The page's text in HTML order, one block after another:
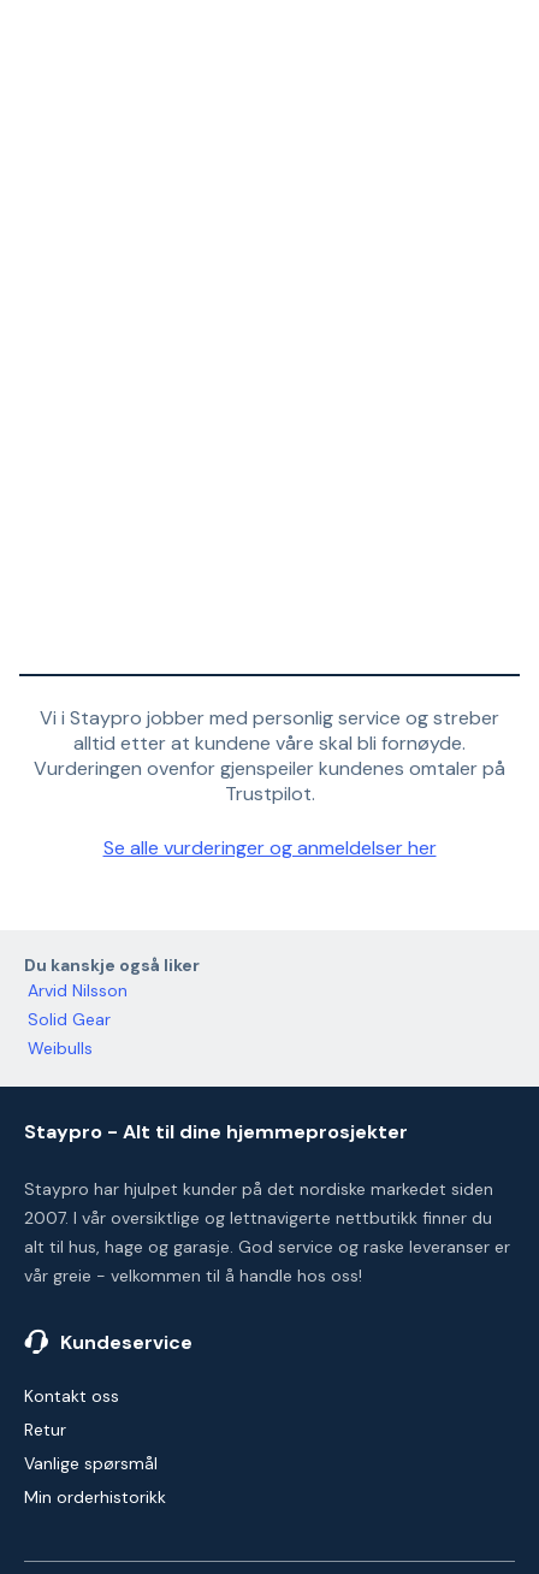
Vi i Staypro jobber med personlig service og streber
alltid etter at kundene våre skal bli fornøyde.
Vurderingen ovenfor gjenspeiler kundenes omtaler på
Trustpilot.
Se alle vurderinger og anmeldelser her
Du kanskje også liker
Arvid Nilsson
Solid Gear
Weibulls
Staypro - Alt til dine hjemmeprosjekter
Staypro har hjulpet kunder på det nordiske markedet siden
2007. I vår oversiktlige og lettnavigerte nettbutikk finner du
alt til hus, hage og garasje. God service og raske leveranser er
vår greie - velkommen til å handle hos oss!
Kundeservice
Kontakt oss
Retur
Vanlige spørsmål
Min orderhistorikk